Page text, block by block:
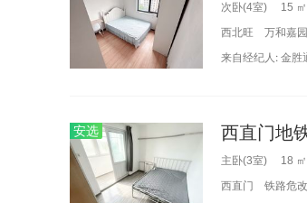
次卧(4室) 15 ㎡
西北旺
万和嘉
来自经纪人: 金胜
安选 西直门地
主卧(3室) 18 ㎡
西直门 铁路危